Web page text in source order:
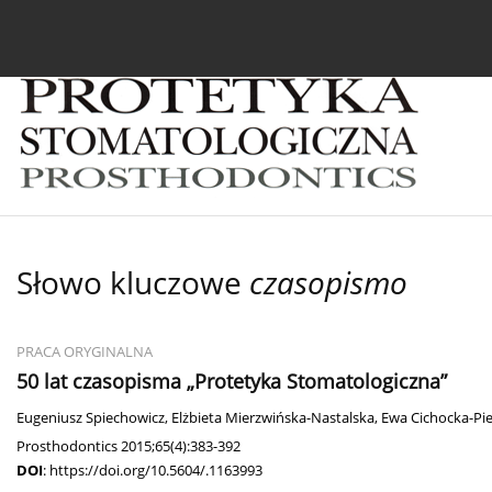
Słowo kluczowe czasopismo
PRACA ORYGINALNA
50 lat czasopisma „Protetyka Stomatologiczna”
Eugeniusz Spiechowicz, Elżbieta Mierzwińska-Nastalska, Ewa Cichocka-
Prosthodontics 2015;65(4):383-392
DOI: https://doi.org/10.5604/.1163993